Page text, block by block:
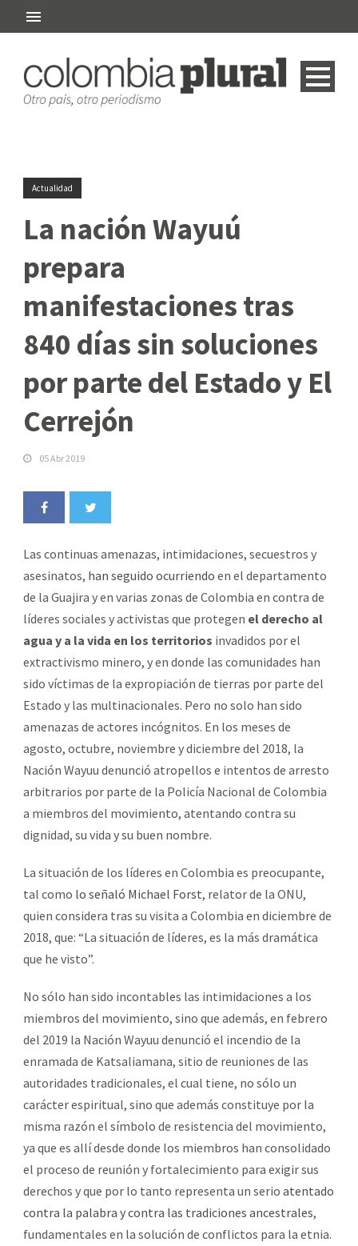
Actualidad
La nación Wayuú
prepara
manifestaciones tras
840 días sin soluciones
por parte del Estado y El
Cerrejón
05 Abr 2019
Las continuas amenazas, intimidaciones, secuestros y
asesinatos, han seguido ocurriendo en el departamento
de la Guajira y en varias zonas de Colombia en contra de
líderes sociales y activistas que protegen el derecho al
agua y a la vida en los territorios invadidos por el
extractivismo minero, y en donde las comunidades han
sido víctimas de la expropiación de tierras por parte del
Estado y las multinacionales. Pero no solo han sido
amenazas de actores incógnitos. En los meses de
agosto, octubre, noviembre y diciembre del 2018, la
Nación Wayuu denunció atropellos e intentos de arresto
arbitrarios por parte de la Policía Nacional de Colombia
a miembros del movimiento, atentando contra su
dignidad, su vida y su buen nombre.
La situación de los líderes en Colombia es preocupante,
tal como lo señaló Michael Forst, relator de la ONU,
quien considera tras su visita a Colombia en diciembre de
2018, que: “La situación de líderes, es la más dramática
que he visto”.
No sólo han sido incontables las intimidaciones a los
miembros del movimiento, sino que además, en febrero
del 2019 la Nación Wayuu denunció el incendio de la
enramada de Katsaliamana, sitio de reuniones de las
autoridades tradicionales, el cual tiene, no sólo un
carácter espiritual, sino que además constituye por la
misma razón el símbolo de resistencia del movimiento,
ya que es allí desde donde los miembros han consolidado
el proceso de reunión y fortalecimiento para exigir sus
derechos y que por lo tanto representa un serio atentado
contra la palabra y contra las tradiciones ancestrales,
fundamentales en la solución de conflictos para la etnia.